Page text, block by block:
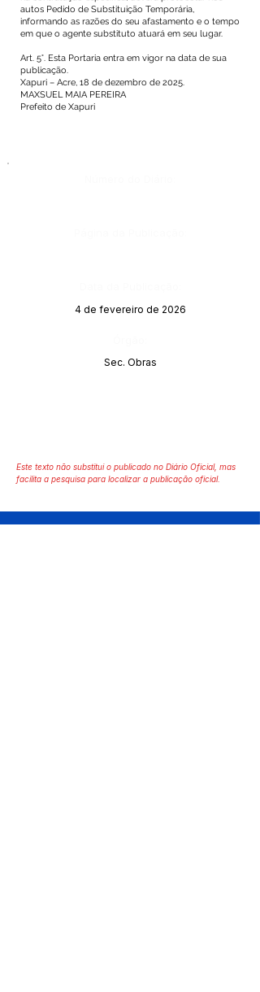
autos Pedido de Substituição Temporária,
informando as razões do seu afastamento e o tempo
em que o agente substituto atuará em seu lugar.
Art. 5°. Esta Portaria entra em vigor na data de sua
publicação.
Xapuri – Acre, 18 de dezembro de 2025.
MAXSUEL MAIA PEREIRA
Prefeito de Xapuri
4 de fevereiro de 2026
Sec. Obras
Este texto não substitui o publicado no Diário Oficial, mas
facilita a pesquisa para localizar a publicação oficial.